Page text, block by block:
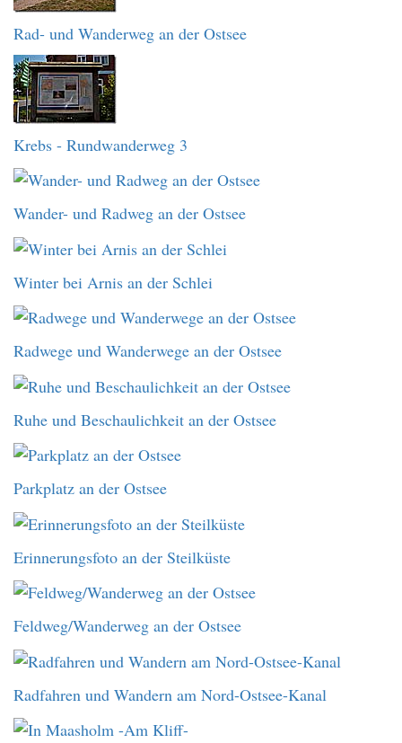
Rad- und Wanderweg an der Ostsee
Krebs - Rundwanderweg 3
Wander- und Radweg an der Ostsee
Winter bei Arnis an der Schlei
Radwege und Wanderwege an der Ostsee
Ruhe und Beschaulichkeit an der Ostsee
Parkplatz an der Ostsee
Erinnerungsfoto an der Steilküste
Feldweg/Wanderweg an der Ostsee
Radfahren und Wandern am Nord-Ostsee-Kanal